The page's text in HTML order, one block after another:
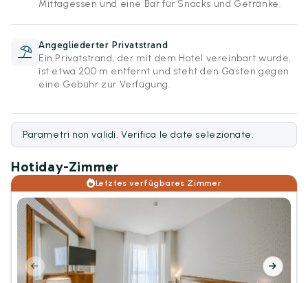
Mittagessen und eine Bar für Snacks und Getränke.
Angegliederter Privatstrand
Ein Privatstrand, der mit dem Hotel vereinbart wurde,
ist etwa 200 m entfernt und steht den Gästen gegen
eine Gebühr zur Verfügung.
Parametri non validi. Verifica le date selezionate.
Hotiday-Zimmer
Letztes verfügbares Zimmer